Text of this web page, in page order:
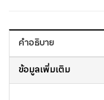
คำอธิบาย
ข้อมูลเพิ่มเติม